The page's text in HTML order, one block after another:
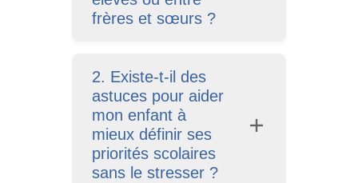
frères et sœurs ?
2. Existe-t-il des
astuces pour aider
mon enfant à
mieux définir ses
priorités scolaires
sans le stresser ?